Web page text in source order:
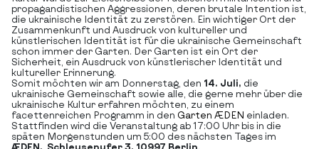
propagandistischen Aggressionen, deren brutale Intention ist,
die ukrainische Identität zu zerstören. Ein wichtiger Ort der
Zusammenkunft und Ausdruck von kultureller und
künstlerischen Identität ist für die ukrainische Gemeinschaft
schon immer der Garten. Der Garten ist ein Ort der
Sicherheit, ein Ausdruck von künstlerischer Identität und
kultureller Erinnerung.
Somit möchten wir am Donnerstag, den 14. Juli, die
ukrainische Gemeinschaft sowie alle, die gerne mehr über die
ukrainische Kultur erfahren möchten, zu einem
facettenreichen Programm in den Garten ÆDEN einladen.
Stattfinden wird die Veranstaltung ab 17:00 Uhr bis in die
späten Morgenstunden um 5:00 des nächsten Tages im